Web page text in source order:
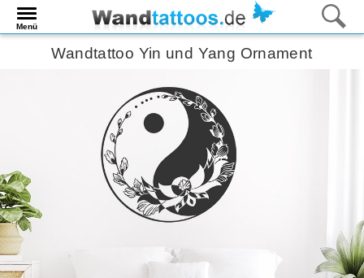
Menü
Wandtattoo Yin und Yang Ornament